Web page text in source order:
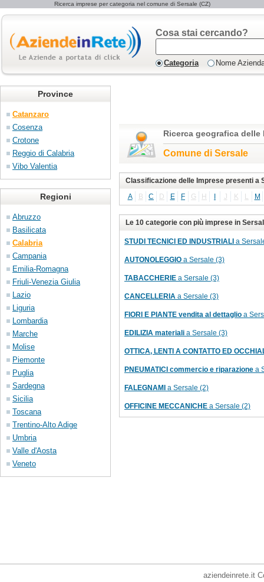
Ricerca imprese per categoria nel comune di Sersale (CZ)
Cosa stai cercando?
Categoria Nome
Province
Catanzaro
Cosenza
Crotone
Reggio di Calabria
Vibo Valentia
Regioni
Abruzzo
Basilicata
Calabria
Campania
Emilia-Romagna
Friuli-Venezia Giulia
Lazio
Liguria
Lombardia
Marche
Molise
Piemonte
Puglia
Sardegna
Sicilia
Toscana
Trentino-Alto Adige
Umbria
Valle d'Aosta
Veneto
Ricerca geografica delle
Comune di Sersale
Classificazione delle Imprese presenti a
A
B C D E F G H J K L M
Le 10 categorie con più imprese in
STUDI TECNICI ED INDUSTRIALI a
AUTONOLEGGIO a Sersale (3)
TABACCHERIE a Sersale (3)
CANCELLERIA a Sersale (3)
FIORI E PIANTE vendita al dettaglio a
EDILIZIA materiali a Sersale (3)
OTTICA, LENTI A CONTATTO ED
PNEUMATICI commercio e riparazione a
FALEGNAMI a Sersale (2)
OFFICINE MECCANICHE a Sersale (2)
aziendeinrete.it